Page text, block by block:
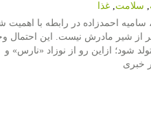
, سلامت, غذا
سامیه احمدزاده در رابطه با اهمیت
از شیر مادرش نیست. این احتمال
شود؛ ازاین رو از نوزاد «نارس» و
خبری